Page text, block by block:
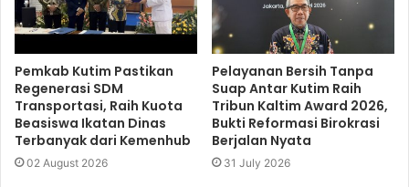
Pemkab Kutim Pastikan
Regenerasi SDM
Transportasi, Raih Kuota
Beasiswa Ikatan Dinas
Terbanyak dari Kemenhub
02 August 2026
Pelayanan Bersih Tanpa
Suap Antar Kutim Raih
Tribun Kaltim Award 2026,
Bukti Reformasi Birokrasi
Berjalan Nyata
31 July 2026